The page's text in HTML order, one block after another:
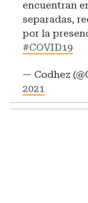
encuentran
separadas,
por la
#COVID19
— Codhez
2021